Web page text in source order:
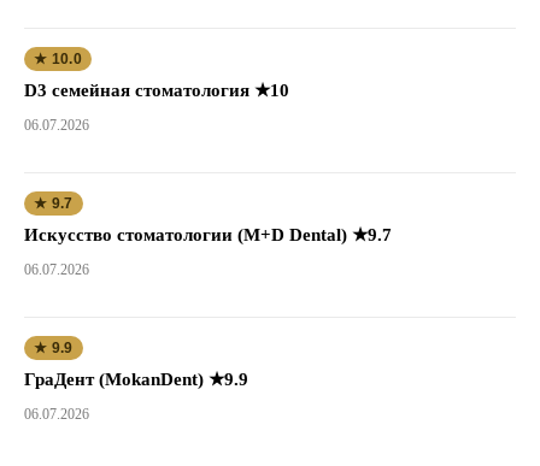
★ 10.0
D3 семейная стоматология ★10
06.07.2026
★ 9.7
Искусство стоматологии (M+D Dental) ★9.7
06.07.2026
★ 9.9
ГраДент (MokanDent) ★9.9
06.07.2026